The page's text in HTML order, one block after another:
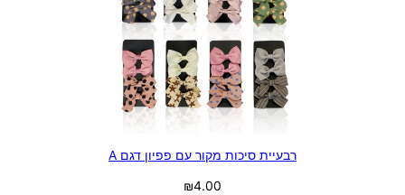
רבעיית סיכות מקור עם פפיון דגם A
₪4.00